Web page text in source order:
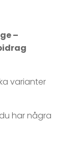
–
varianter
har några